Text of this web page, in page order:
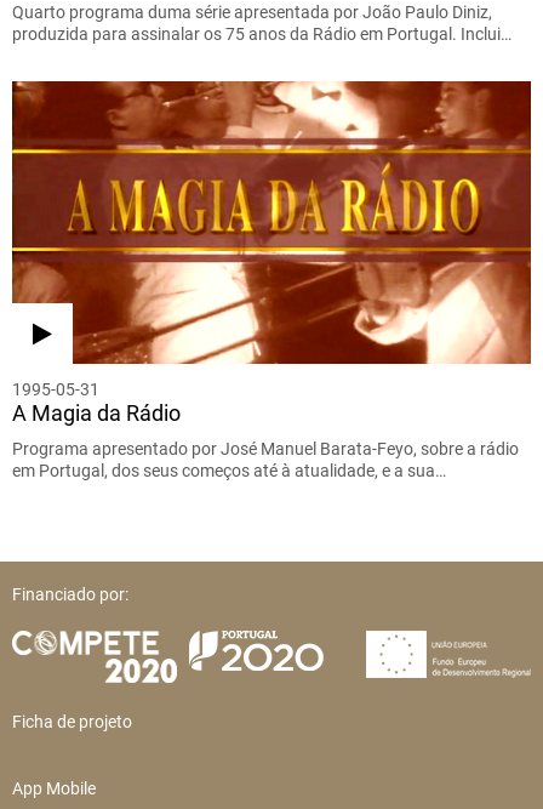
Quarto programa duma série apresentada por João Paulo Diniz,
produzida para assinalar os 75 anos da Rádio em Portugal. Inclui…
1995-05-31
A Magia da Rádio
Programa apresentado por José Manuel Barata-Feyo, sobre a rádio
em Portugal, dos seus começos até à atualidade, e a sua…
Financiado por:
Ficha de projeto
App Mobile